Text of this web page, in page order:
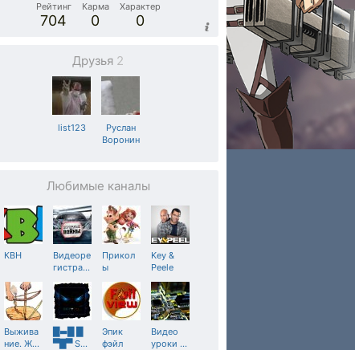
Рейтинг
704
Карма
0
Характер
0
Друзья 2
list123
Руслан
Воронин
Любимые каналы
КВН
Видеоре
гистра…
Прикол
ы
Key &
Peele
Выжива
ние. Ж…
█▬█ █
▀█▀ S…
Эпик
фэйл
Видео
уроки …